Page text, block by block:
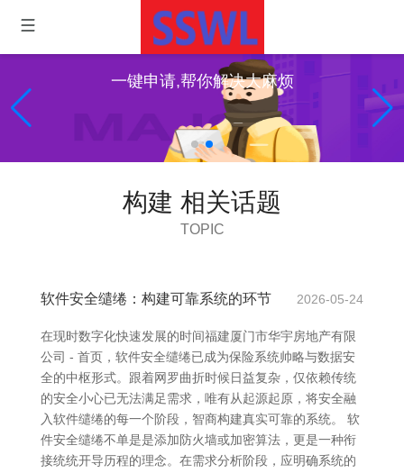
一键申请,帮你解决大麻烦
构建 相关话题
TOPIC
软件安全缱绻：构建可靠系统的环节 2026-05-24
在现时数字化快速发展的时间福建厦门市华宇房地产有限
公司 - 首页，软件安全缱绻已成为保险系统帅略与数据安
全的中枢形式。跟着网罗曲折时候日益复杂，仅依赖传统
的安全小心已无法满足需求，唯有从起源起原，将安全融
入软件缱绻的每一个阶段，智商构建真实可靠的系统。 软
件安全缱绻不单是是添加防火墙或加密算法，更是一种衔
接统统开导历程的理念。在需求分析阶段，应明确系统的